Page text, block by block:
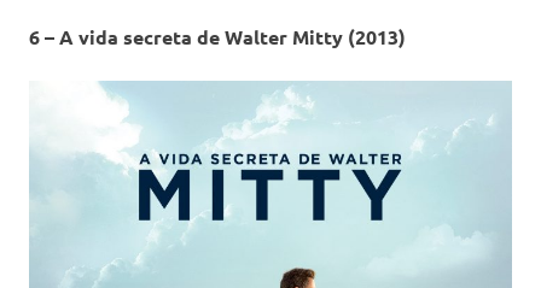
6 – A vida secreta de Walter Mitty (2013)